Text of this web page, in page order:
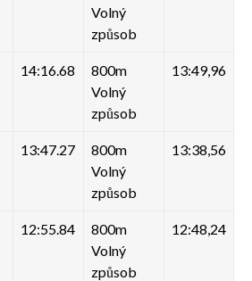
Volný
způsob
14:16.68
800m
Volný
způsob
13:49,96
13:47.27
800m
Volný
způsob
13:38,56
12:55.84
800m
Volný
způsob
12:48,24